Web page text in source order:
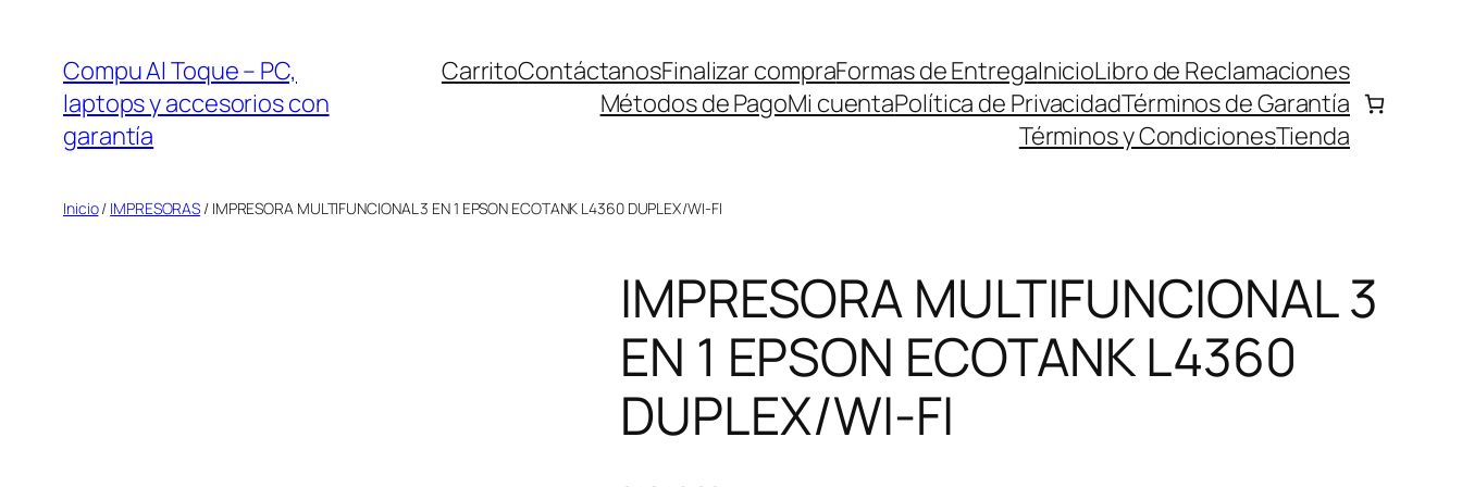
contenido
Compu Al Toque – PC,
laptops y accesorios con
garantía
CarritoContáctanosFinalizar compraFormas de EntregaInicioLibro de Reclamaciones
Métodos de PagoMi cuentaPolítica de PrivacidadTérminos de Garantía
Términos y CondicionesTienda
Inicio/ IMPRESORAS / IMPRESORA MULTIFUNCIONAL 3 EN 1 EPSON ECOTANK L4360 DUPLEX/WI-FI
IMPRESORA MULTIFUNCIONAL 3
EN 1 EPSON ECOTANK L4360
DUPLEX/WI-FI